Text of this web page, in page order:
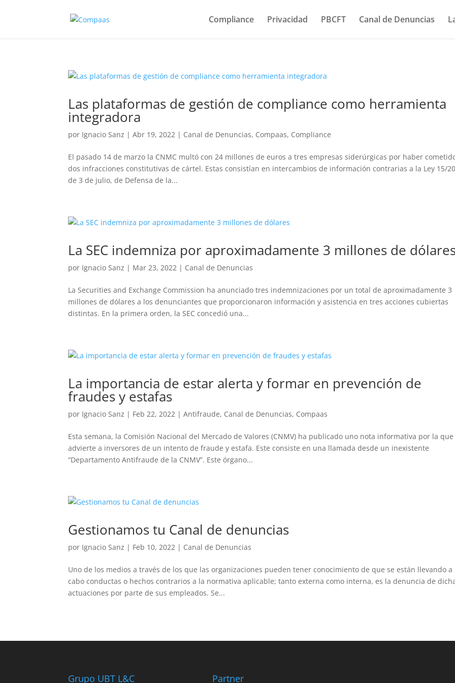
Compliance Privacidad PBCFT Canal de Denuncias
Las plataformas de gestión de compliance como herramienta
integradora
por Ignacio Sanz |Abr 19, 2022 | Canal de Denuncias, Compaas, Compliance
El pasado 14 de marzo la CNMC multó con 24 millones de euros a tres empresas siderúrgicas por haber
dos infracciones constitutivas de cártel. Estas consistían en intercambios de información contrarias a la Ley 15/
de 3 de julio, de Defensa de la...
La SEC indemniza por aproximadamente 3 millones de
por Ignacio Sanz | Mar 23, 2022 | Canal de Denuncias
La Securities and Exchange Commission ha anunciado tres indemnizaciones por un total de aproximadamente 3
millones de dólares a los denunciantes que proporcionaron información y asistencia en tres acciones cubiertas
distintas. En la primera orden, la SEC concedió una...
La importancia de estar alerta y formar en prevención de
fraudes y estafas
por Ignacio Sanz | Feb 22, 2022 |Antifraude, Canal de Denuncias, Compaas
Esta semana, la Comisión Nacional del Mercado de Valores (CNMV) ha publicado uno nota informativa por la que
advierte a inversores de un intento de fraude y estafa. Este consiste en una llamada desde un inexistente
“Departamento Antifraude de la CNMV”. Este órgano...
Gestionamos tu Canal de denuncias
por Ignacio Sanz | Feb 10, 2022 | Canal de Denuncias
Uno de los medios a través de los que las organizaciones pueden tener conocimiento de que se están llevando a
cabo conductas o hechos contrarios a la normativa aplicable; tanto externa como interna, es la denuncia de
actuaciones por parte de sus empleados. Se...
Grupo UBT L&C Partner